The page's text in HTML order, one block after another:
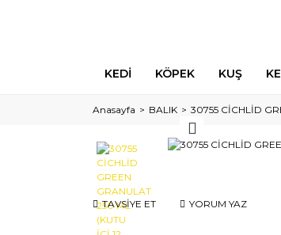
KEDİ KÖPEK KUŞ
Anasayfa BALIK 30755 CİCHLİD
TAVSİYE ET YORUM YAZ